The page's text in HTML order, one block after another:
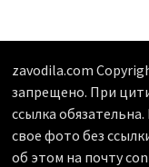
zavodila.com
запрещено. При
ссылка
свое фото без
об этом на почту